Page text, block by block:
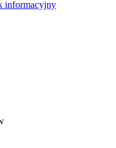
informacyjny